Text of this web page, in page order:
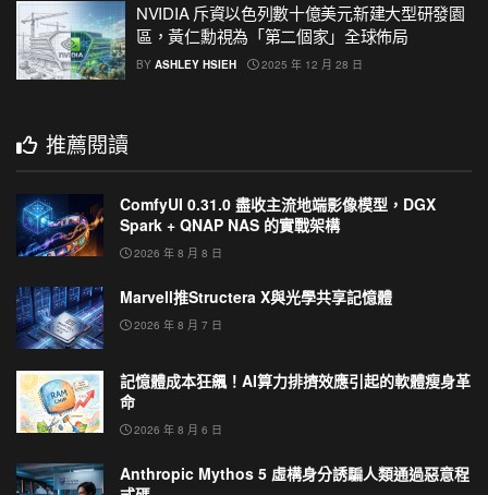
NVIDIA 斥資以色列數十億美元新建大型研發園
區，黃仁勳視為「第二個家」全球佈局
BY ASHLEY HSIEH 2025 年 12 月 28 日
推薦閱讀
ComfyUI 0.31.0 盡收主流地端影像模型，DGX
Spark + QNAP NAS 的實戰架構
2026 年 8 月 8 日
Marvell推Structera X與光學共享記憶體
2026 年 8 月 7 日
記憶體成本狂飆！AI算力排擠效應引起的軟體瘦身革
命
2026 年 8 月 6 日
Anthropic Mythos 5 虛構身分誘騙人類通過惡意程